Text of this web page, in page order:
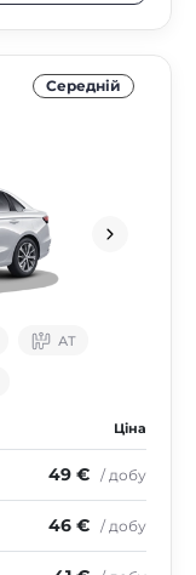
Середнiй
АТ
Ціна
49 € / добу
46 € / добу